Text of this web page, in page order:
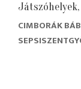
CIMBORÁK